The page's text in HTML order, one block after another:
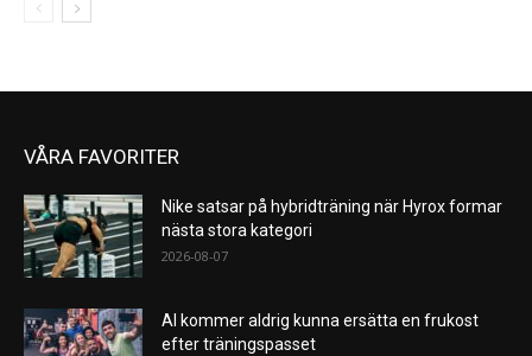
VÅRA FAVORITER
Nike satsar på hybridträning när Hyrox formar
nästa stora kategori
2026-08-07
AI kommer aldrig kunna ersätta en frukost
efter träningspasset